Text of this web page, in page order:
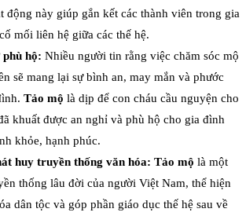
động này giúp gắn kết các thành viên trong gia
mối liên hệ giữa các thế hệ.
phù hộ: Nhiều người tin rằng việc chăm sóc mộ
sẽ mang lại sự bình an, may mắn và phước
Tảo mộ là dịp để con cháu cầu nguyện cho
khuất được an nghỉ và phù hộ cho gia đình
khỏe, hạnh phúc.
huy truyền thống văn hóa: Tảo mộ là một
thống lâu đời của người Việt Nam, thể hiện
dân tộc và góp phần giáo dục thế hệ sau về